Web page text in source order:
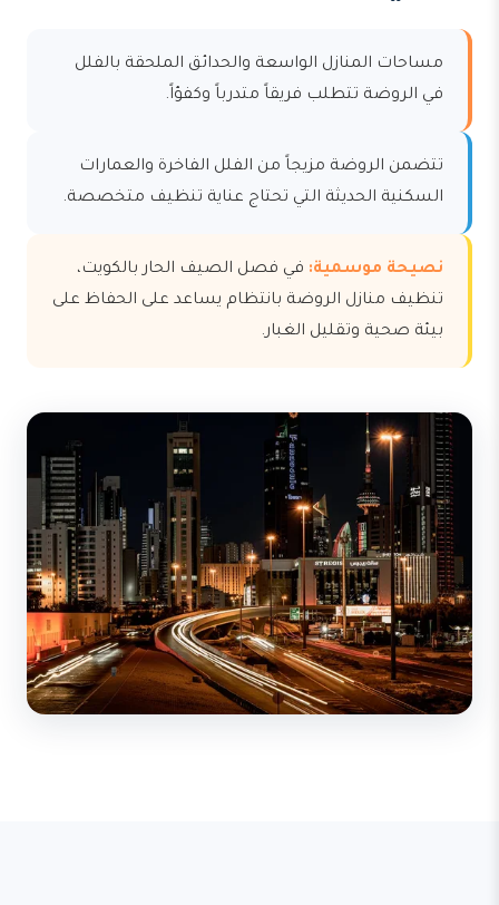
مساحات المنازل الواسعة والحدائق الملحقة بالفلل
في الروضة تتطلب فريقاً متدرباً وكفؤاً.
تتضمن الروضة مزيجاً من الفلل الفاخرة والعمارات
السكنية الحديثة التي تحتاج عناية تنظيف متخصصة.
نصيحة موسمية: في فصل الصيف الحار بالكويت،
تنظيف منازل الروضة بانتظام يساعد على الحفاظ على
بيئة صحية وتقليل الغبار.